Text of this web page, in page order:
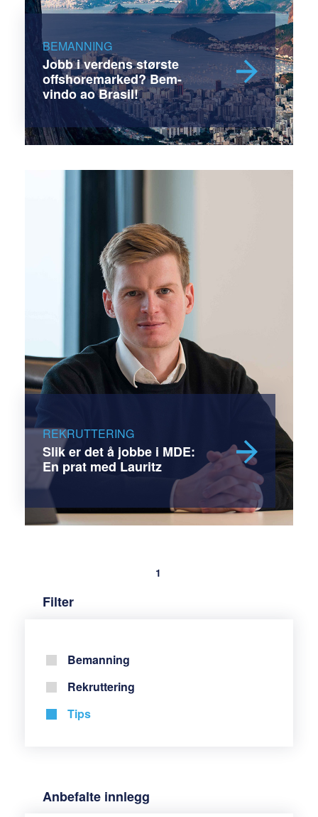
BEMANNING
Jobb i verdens største
offshoremarked? Bem-
vindo ao Brasil!
REKRUTTERING
Slik er det å jobbe i MDE:
En prat med Lauritz
1
Filter
Bemanning
Rekruttering
Tips
Anbefalte innlegg